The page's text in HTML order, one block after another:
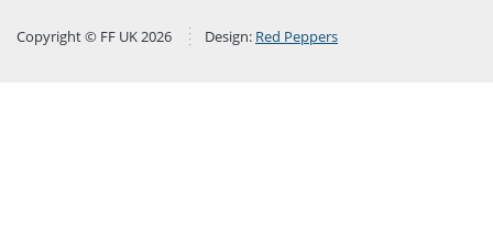
Copyright © FF UK 2026 Design: Red Peppers